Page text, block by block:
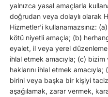
yalnızca yasal amaçlarla
doğrudan veya dolaylı olarak
Hizmetler'i kullanamazsınız:
kötü niyetli amaçla; (b)
eyalet, il veya yerel
ihlal etmek amacıyla; (c) bizim
haklarını ihlal etmek amacıyla;
birini veya başka bir kişiyi
aşağılamak, zarar vermek,